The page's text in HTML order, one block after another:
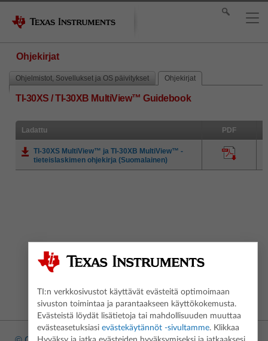
Ohjekirjat
Ohjelmistot, Sovellukset ja OS päivitykset Ohjekirjat
TI-30XS / TI-30XB MultiView™ Guidebook
Ladattu PDF
TI-30XS MultiView™ ja TI-30XB MultiView™ -
tieteislaskimen ohjekirja (Suomalainen)
TI:n verkkosivustot käyttävät evästeitä optimoimaan
sivuston toimintaa ja parantaakseen käyttökokemusta.
Evästeistä löydät lisätietoja tai mahdollisuuden muuttaa
evästeasetuksiasi evästekäytännöt -sivultamme. Klikkaa